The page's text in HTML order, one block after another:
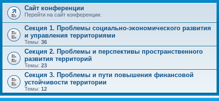
Сайт конференции
Перейти на сайт конференции.
Секция 1. Проблемы социально-экономического развития
и управления территориями
Темы: 36
Секция 2. Проблемы и перспективы пространственного
развития территорий
Темы: 23
Секция 3. Проблемы и пути повышения финансовой
устойчивости территории
Темы: 12